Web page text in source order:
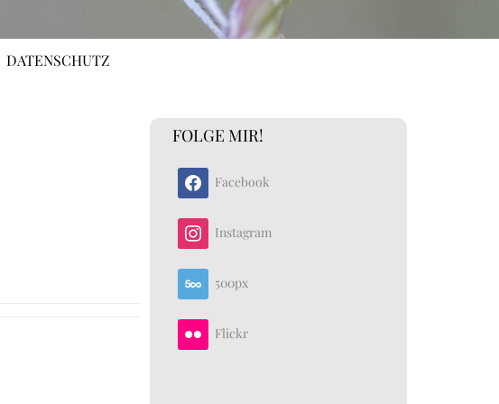
DATENSCHUTZ
FOLGE MIR!
Facebook
Instagram
500px
Flickr